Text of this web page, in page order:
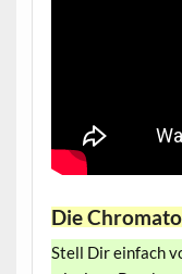
Die
Stell Dir einfach